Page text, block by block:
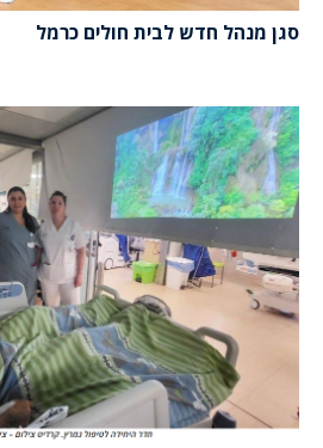
סגן מנהל חדש לבית חולים כרמל